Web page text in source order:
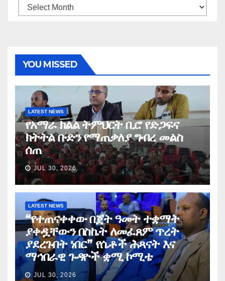
Archives
YOU MISSED
LATEST NEWS
የአማራ ክልል ትምህርት ቢሮ የድጋፍና
ክትትል ቡድን የማጠቃለያ ግብረ መልስ
ሰጠ
JUL 30, 2026
LATEST NEWS
“የተጠናቀቀው በጀት ዓመት ተቋማት
ያቀዷቸውን በስኬት ለመፈጸም ጥረት
ያደረጉበት ነበር” የሴቶች ሕጻናት እና
ማኅበራዊ ጉዳዮች ቋሚ ኮሚቴ
JUL 30, 2026